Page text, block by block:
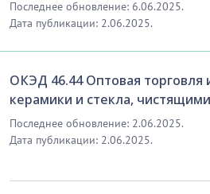
Последнее обновление: 6.06.2025.
Дата публикации: 2.06.2025.
ОКЭД 46.44 Оптовая торговля
керамики и стекла,
Последнее обновление: 2.06.2025.
Дата публикации: 2.06.2025.